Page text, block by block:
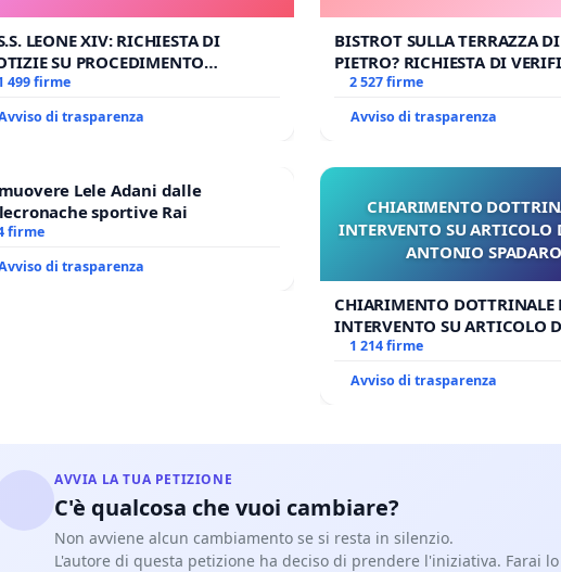
LEONE XIV: RICHIESTA DI
SU PROCEDIMENTO
SEDE IMPEDITA DI
499 firme
di trasparenza
BISTROT SULLA TERRAZZA
PIETRO? RICHIESTA DI
CANONICA SULLA GESTIONE
2 527 firme
Avviso di trasparenza
Lele Adani dalle
sportive Rai
firme
di trasparenza
CHIARIMENTO
INTERVENTO SU ARTICOLO
ANTONIO SPADARO
CHIARIMENTO DOTTRINALE
INTERVENTO SU ARTICOLO
ANTONIO SPADARO
1 214 firme
Avviso di trasparenza
AVVIA LA TUA PETIZIONE
C'è qualcosa che vuoi cambiare?
Non avviene alcun cambiamento se si resta in silenzio.
L'autore di questa petizione ha deciso di prendere l'iniziativa. Farai lo